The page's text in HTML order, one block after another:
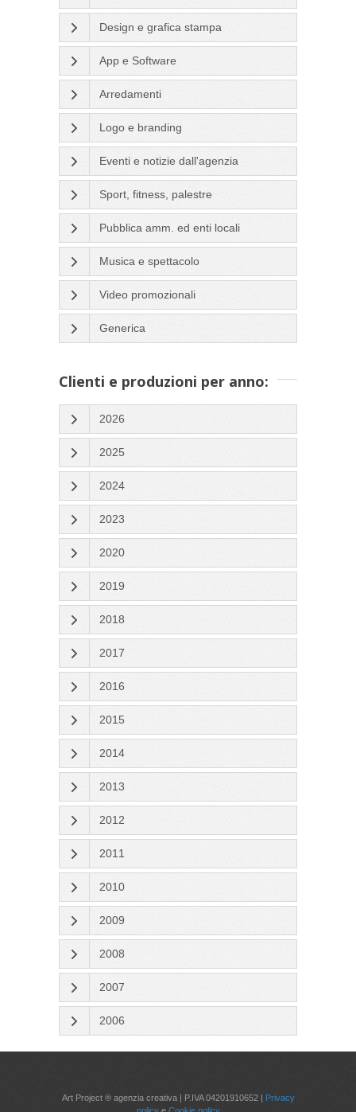
Design e grafica stampa
App e Software
Arredamenti
Logo e branding
Eventi e notizie dall'agenzia
Sport, fitness, palestre
Pubblica amm. ed enti locali
Musica e spettacolo
Video promozionali
Generica
Clienti e produzioni per anno:
2026
2025
2024
2023
2020
2019
2018
2017
2016
2015
2014
2013
2012
2011
2010
2009
2008
2007
2006
Art Project ® agenzia creativa | P.IVA 04201910652 | Privacy